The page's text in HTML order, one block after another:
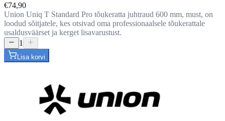
€74,90
Union Uniq T Standard Pro tõukeratta juhtraud 600 mm, must, on
loodud sõitjatele, kes otsivad oma professionaalsele tõukerattale
usaldusväärset ja kerget lisavarustust.
1
Lisa korvi